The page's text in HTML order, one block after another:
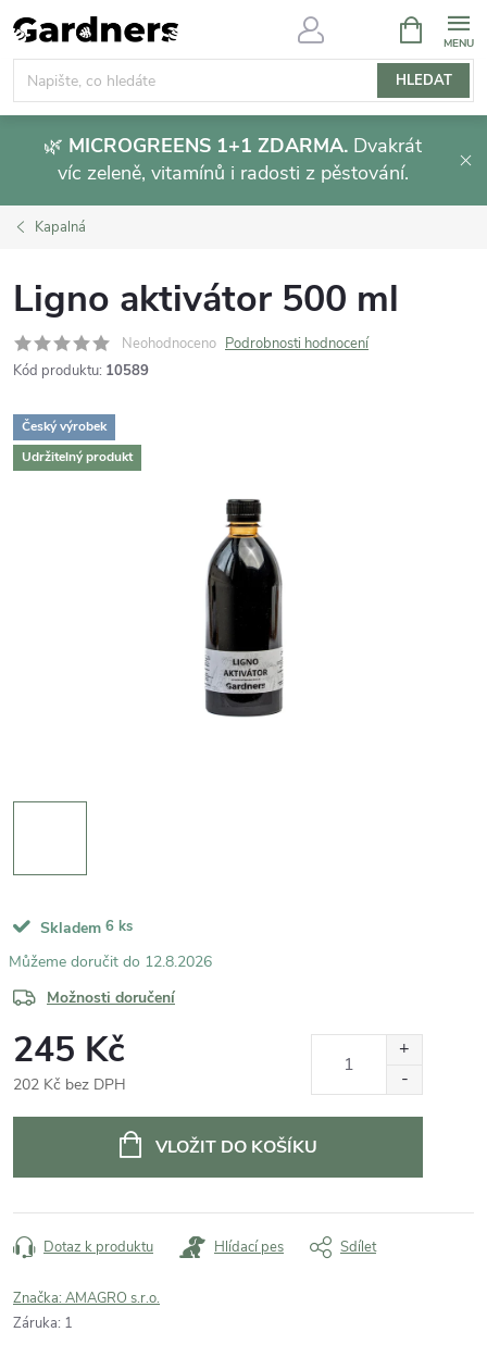
Přejít
na
obsah
HLEDAT
NÁKUPNÍ
KOŠÍK
🌿 MICROGREENS 1+1 ZDARMA. Dvakrát
víc zeleně, vitamínů i radosti z pěstování.
Kapalná
Ligno aktivátor 500 ml
Neohodnoceno Podrobnosti hodnocení
Kód produktu: 10589
Český výrobek
Udržitelný produkt
Skladem 6 ks
12.8.2026
Možnosti doručení
245 Kč
202 Kč bez DPH
VLOŽIT DO KOŠÍKU
Dotaz k produktu Hlídací pes Sdílet
Značka: AMAGRO s.r.o.
Záruka: 1